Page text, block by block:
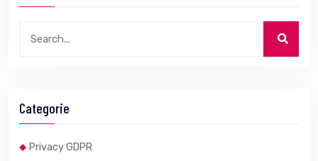
Categorie
Privacy GDPR